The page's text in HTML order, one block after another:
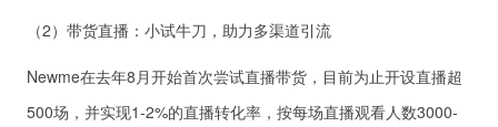
（2）带货直播：小试牛刀，助力多渠道引流
Newme在去年8月开始首次尝试直播带货，目前为止开设直播超
500场，并实现1-2%的直播转化率，按每场直播观看人数3000-